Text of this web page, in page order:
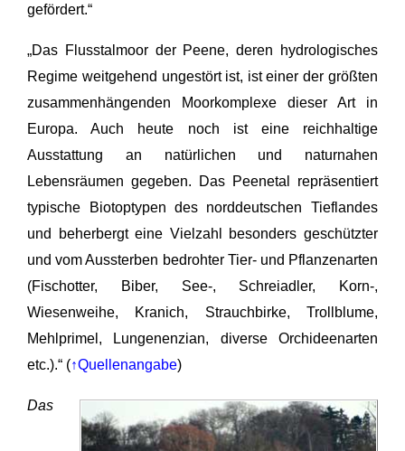
gefördert.“
„Das Flusstalmoor der Peene, deren hydrologisches
Regime weitgehend ungestört ist, ist einer der größten
zusammenhängenden Moorkomplexe dieser Art in
Europa. Auch heute noch ist eine reichhaltige
Ausstattung an natürlichen und naturnahen
Lebensräumen gegeben. Das Peenetal repräsentiert
typische Biotoptypen des norddeutschen Tieflandes
und beherbergt eine Vielzahl besonders geschützter
und vom Aussterben bedrohter Tier- und Pflanzenarten
(Fischotter, Biber, See-, Schreiadler, Korn-,
Wiesenweihe, Kranich, Strauchbirke, Trollblume,
Mehlprimel, Lungenenzian, diverse Orchideenarten
etc.).“ (↑Quellenangabe)
Das